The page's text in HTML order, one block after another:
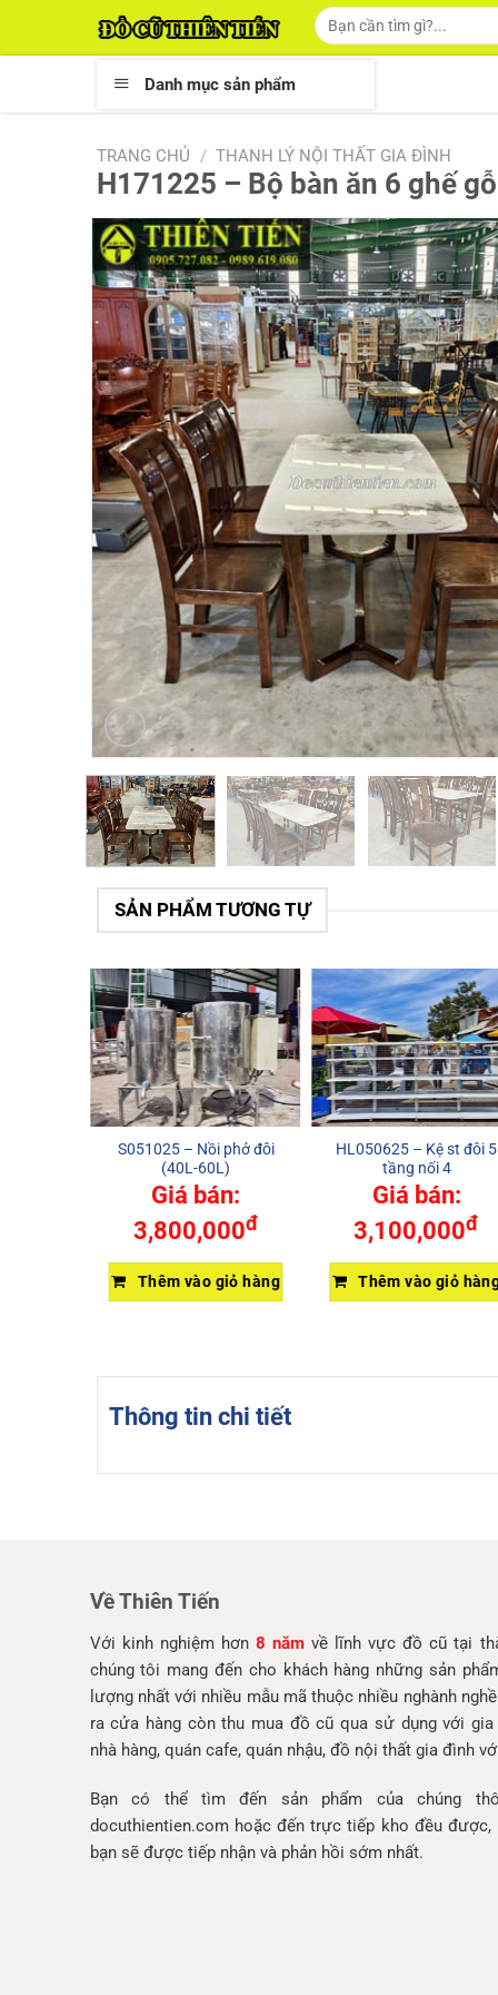
Tìm
kiếm:
Danh mục sản phẩm
TRANG CHỦ / THANH LÝ NỘI THẤT GIA ĐÌNH
H171225 – Bộ bàn ăn 6 ghế
SẢN PHẨM TƯƠNG TỰ
S051025 – Nồi phở đôi
(40L-60L)
Giá bán:
3,800,000đ
Thêm vào giỏ hàng
HL050625 – Kệ st đôi 5
tầng nối 4
Giá bán:
3,100,000đ
Thêm vào giỏ
Thông tin chi tiết
Về Thiên Tiến
Với kinh nghiệm hơn 8 nămvề lĩnh vực đồ cũ tại
chúng tôi mang đến cho khách hàng những sản
lượng nhất với nhiều mẫu mã thuộc nhiều nghành
ra cửa hàng còn thu mua đồ cũ qua sử dụng với gia
nhà hàng, quán cafe, quán nhậu, đồ nội thất gia đình
Bạn có thể tìm đến sản phẩm của chúng
docuthientien.com hoặc đến trực tiếp kho đều
bạn sẽ được tiếp nhận và phản hồi sớm nhất.